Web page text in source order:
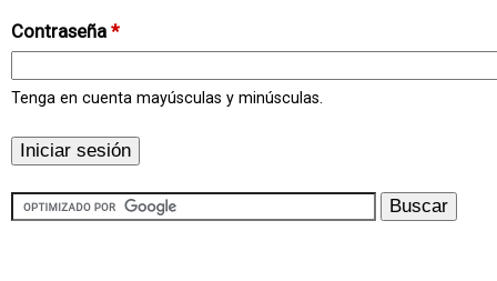
Contraseña *
Tenga en cuenta mayúsculas y minúsculas.